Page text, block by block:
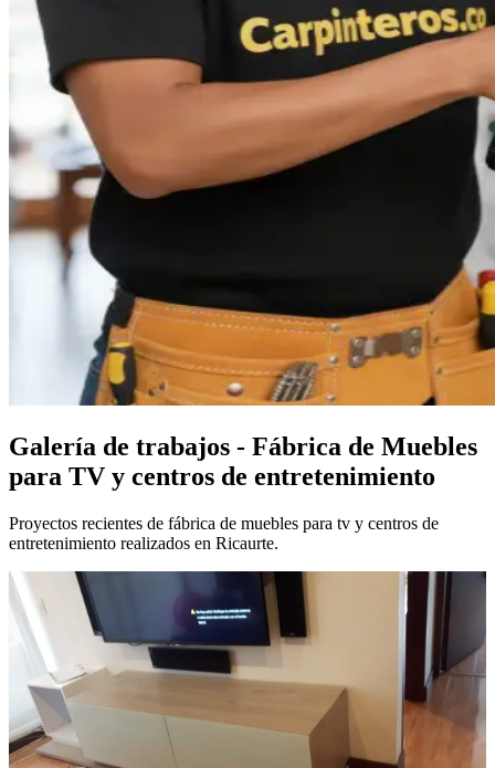
Galería de trabajos - Fábrica de Muebles
para TV y centros de entretenimiento
Proyectos recientes de fábrica de muebles para tv y centros de
entretenimiento realizados en Ricaurte.